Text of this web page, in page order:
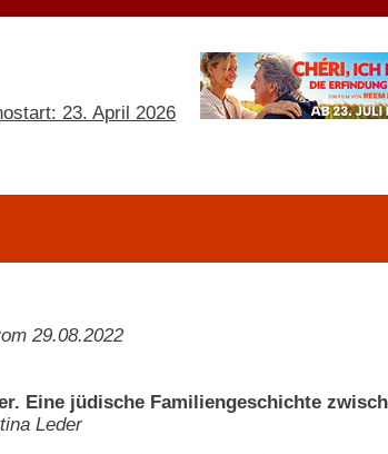
29.08.2022
Eine jüdische Familiengeschichte
Leder